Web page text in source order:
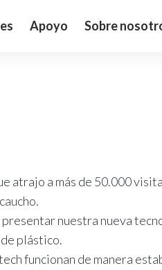
Apoyo Sobre
atrajo a más de 50.000
nuestra nueva
plástico.
funcionan de manera